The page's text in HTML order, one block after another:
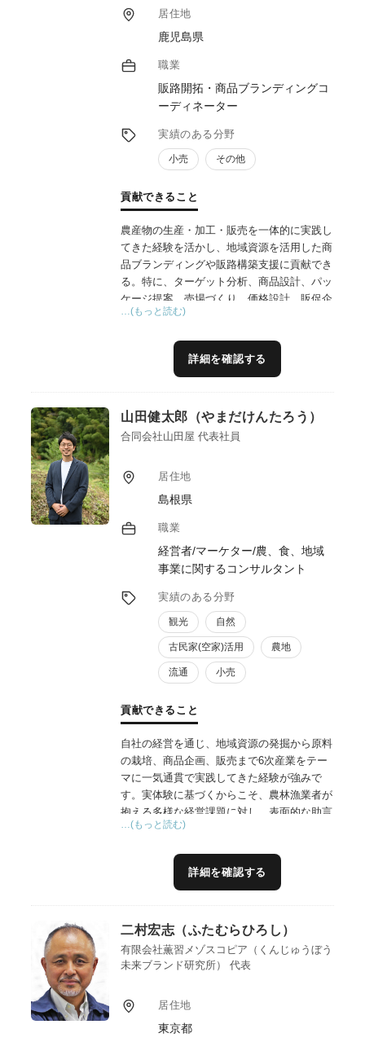
走支援
目先の課題解決だけではなく、将来の目標に
向けた支援ロードマップを事業者と共有して
伴走支援します。
（４）他の支援機関、専門家との連携による
チーム支援
居住地
鹿児島県
職業
販路開拓・商品ブランディングコ
ーディネーター
実績のある分野
小売 その他
貢献できること
農産物の生産・加工・販売を一体的に実践し
てきた経験を活かし、地域資源を活用した商
品ブランディングや販路構築支援に貢献でき
る。特に、ターゲット分析、商品設計、パッ
ケージ提案、売場づくり、価格設計、販促企
画を強みとしており、地域資源の魅力を「売
続的な取引構築を支援している。さらに、異
業種事業者との連携や情報発信支援を通じ、
営につながる支援を行っている。
…(もっと読む)
詳細を確認する
山田健太郎（やまだけんたろう）
合同会社山田屋 代表社員
居住地
島根県
職業
経営者/マーケター/農、食、地域
事業に関するコンサルタント
実績のある分野
観光 自然
古民家(空家)活用 農地
流通 小売
貢献できること
自社の経営を通じ、地域資源の発掘から原料
の栽培、商品企画、販売まで6次産業をテー
マに一気通貫で実践してきた経験が強みで
す。実体験に基づくからこそ、農林漁業者が
抱える多様な経営課題に対し、表面的な助言
に終始しない「現場に即した伴走支援」が可
これまで培った体系的なマーケティングの知
見を活かし、地域事業者と共に商品のリブラ
役割は正解を押し付けることではなく、現場
のニーズを丁寧に汲み取り、実現手法を共に
模索することで、地域ビジネスの挑戦と発展
…(もっと読む)
詳細を確認する
二村宏志（ふたむらひろし）
有限会社薫習メゾスコピア（くんじゅうぼう
未来ブランド研究所） 代表
居住地
東京都